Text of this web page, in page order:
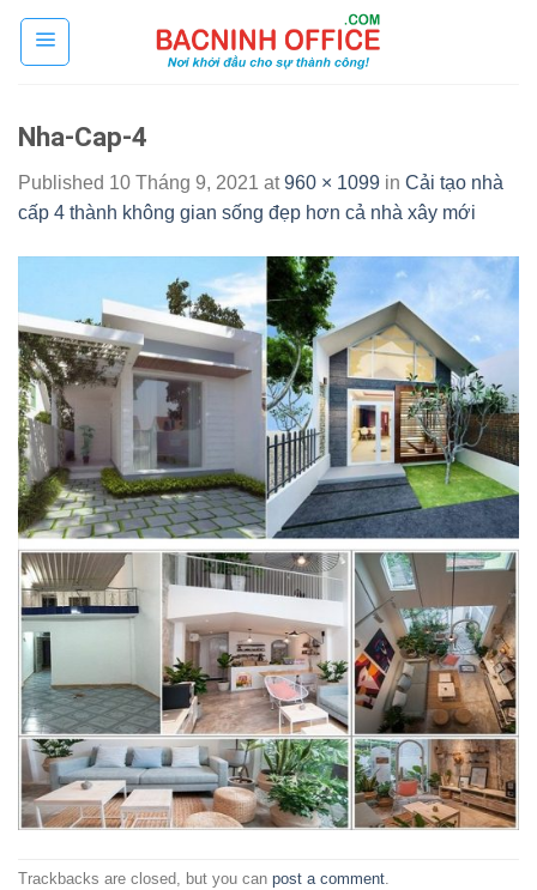
Skip
Nha-Cap-4
Published 10 Tháng 9, 2021 at960 × 1099 in Cải tạo nhà
cấp 4 thành không gian sống đẹp hơn cả nhà xây mới
Trackbacks are closed, but you can post a comment.